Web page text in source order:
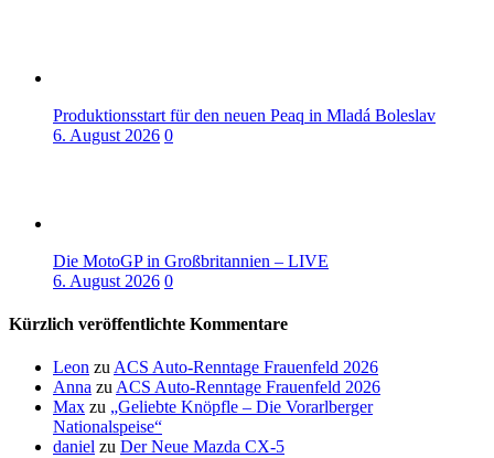
Produktionsstart für den neuen Peaq in Mladá Boleslav
6. August 2026 0
Die MotoGP in Großbritannien – LIVE
6. August 2026 0
Kürzlich veröffentlichte Kommentare
Leon zu ACS Auto-Renntage Frauenfeld 2026
Anna zu ACS Auto-Renntage Frauenfeld 2026
Max zu „Geliebte Knöpfle – Die Vorarlberger
Nationalspeise“
daniel zu Der Neue Mazda CX-5